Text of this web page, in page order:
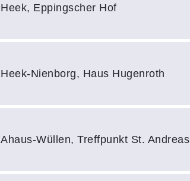
Heek, Eppingscher Hof
Heek-Nienborg, Haus Hugenroth
Ahaus-Wüllen, Treffpunkt St. Andreas